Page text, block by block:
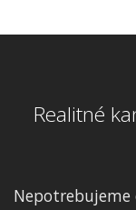
Realitné
Nepotrebujeme